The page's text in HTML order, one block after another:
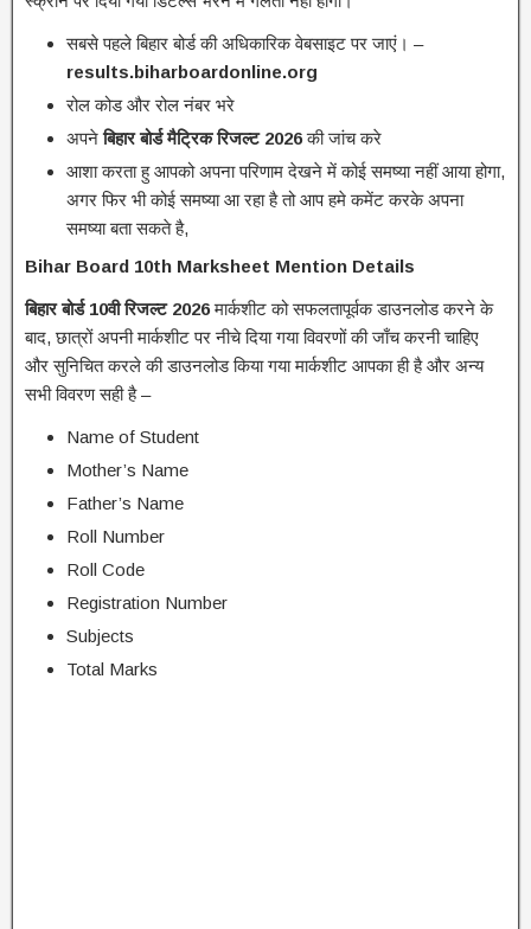
सबसे पहले बिहार बोर्ड की अधिकारिक वेबसाइट पर जाएं। –
results.biharboardonline.org
रोल कोड और रोल नंबर भरे
अपनेबिहार बोर्ड मैट्रिक रिजल्ट2026की जांच करे
आशा करता हु आपको अपना परिणाम देखने में कोई समष्या नहीं आया होगा,
अगर फिर भी कोई समष्या आ रहा है तो आप हमे कमेंट करके अपना
समष्या बता सकते है,
Bihar Board 10th Marksheet Mention Details
बिहार बोर्ड10वी रिजल्ट2026मार्कशीट को सफलतापूर्वक डाउनलोड करने के
बाद, छात्रों अपनी मार्कशीट पर नीचे दिया गया विवरणों की जाँच करनी चाहिए
और सुनिचित करले की डाउनलोड किया गया मार्कशीट आपका ही है और अन्य
सभी विवरण सही है –
Name of Student
Mother’s Name
Father’s Name
Roll Number
Roll Code
Registration Number
Subjects
Total Marks